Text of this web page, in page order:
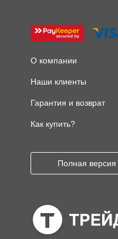
О компании
Наши клиенты
Гарантия и возврат
Как купить?
Полная версия